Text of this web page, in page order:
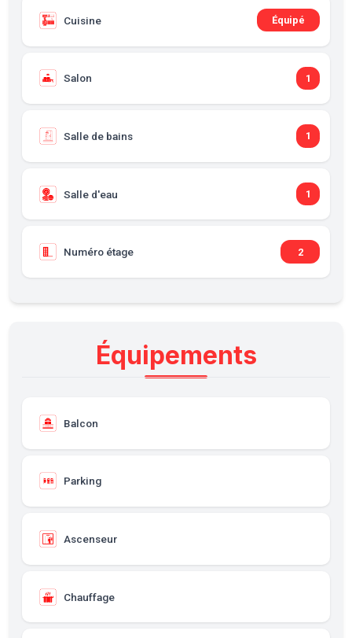
Cuisine Équipé
Salon 1
Salle de bains 1
Salle d'eau 1
Numéro étage 2
Équipements
Balcon
Parking
Ascenseur
Chauffage